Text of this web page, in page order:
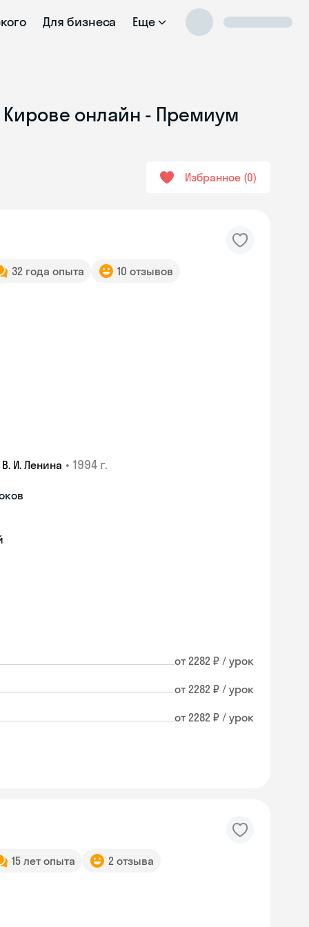
Для бизнеса Еще
Кирове онлайн - Премиум
Избранное 0
32 года опыта 10 отзывов
И. Ленина • 1994 г.
от 2282 ₽ / урок
от 2282 ₽ / урок
от 2282 ₽ / урок
15 лет опыта 2 отзыва